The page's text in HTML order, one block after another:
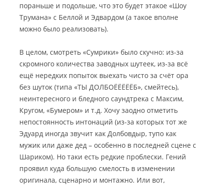
пораньше и подольше, что это будет этакое «Шоу
Трумана» с Беллой и Эдвардом (а такое вполне
можно было реализовать).
В целом, смотреть «Сумрики» было скучно: из-за
скромного количества заводных шутеек, из-за всё
ещё нередких попыток выехать чисто за счёт ора
без шуток (типа «ТЫ ДОЛБОЁЁЁЁЁБ», смейтесь),
неинтересного и бледного саундтрека с Максим,
Кругом, «Бумером» и т.д. Хочу заодно отметить
непостоянность интонаций (из-за которых тот же
Эдуард иногда звучит как Долбовдыр, тупо как
мужик или даже дед – особенно в последней сцене с
Шариком). Но таки есть редкие проблески. Гений
проявил куда большую смелость в изменении
оригинала, сценарно и монтажно. Или вот,